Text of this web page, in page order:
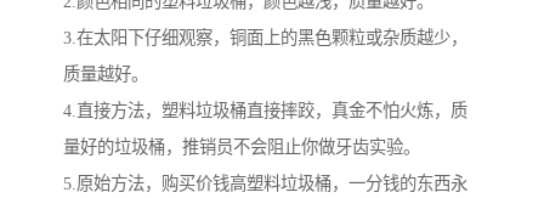
3.在太阳下仔细观察，铜面上的黑色颗粒或杂质越少，
质量越好。
4.直接方法，塑料垃圾桶直接摔跤，真金不怕火炼，质
量好的垃圾桶，推销员不会阻止你做牙齿实验。
5.原始方法，购买价钱高塑料垃圾桶，一分钱的东西永